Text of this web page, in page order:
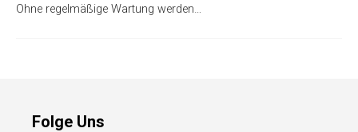
Ohne regelmäßige Wartung werden…
Folge Uns